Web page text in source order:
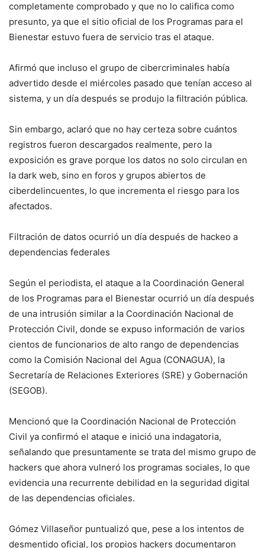
completamente comprobado y que no lo califica como
presunto, ya que el sitio oficial de los Programas para el
Bienestar estuvo fuera de servicio tras el ataque.
Afirmó que incluso el grupo de cibercriminales había
advertido desde el miércoles pasado que tenían acceso al
sistema, y un día después se produjo la filtración pública.
Sin embargo, aclaró que no hay certeza sobre cuántos
registros fueron descargados realmente, pero la
exposición es grave porque los datos no solo circulan en
la dark web, sino en foros y grupos abiertos de
ciberdelincuentes, lo que incrementa el riesgo para los
afectados.
Filtración de datos ocurrió un día después de hackeo a
dependencias federales
Según el periodista, el ataque a la Coordinación General
de los Programas para el Bienestar ocurrió un día después
de una intrusión similar a la Coordinación Nacional de
Protección Civil, donde se expuso información de varios
cientos de funcionarios de alto rango de dependencias
como la Comisión Nacional del Agua (CONAGUA), la
Secretaría de Relaciones Exteriores (SRE) y Gobernación
(SEGOB).
Mencionó que la Coordinación Nacional de Protección
Civil ya confirmó el ataque e inició una indagatoria,
señalando que presuntamente se trata del mismo grupo de
hackers que ahora vulneró los programas sociales, lo que
evidencia una recurrente debilidad en la seguridad digital
de las dependencias oficiales.
Gómez Villaseñor puntualizó que, pese a los intentos de
desmentido oficial, los propios hackers documentaron